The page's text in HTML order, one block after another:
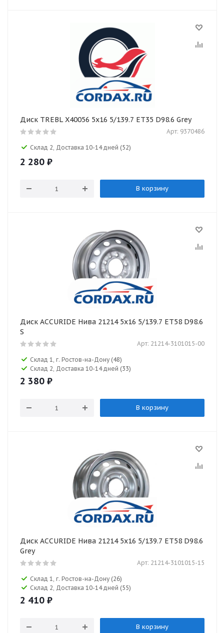
Диск TREBL X40056 5x16 5/139.7 ET35 D98.6 Grey
Арт: 9370486
Склад 2, Доставка 10-14 дней (52)
2 280 ₽
В корзину
Диск ACCURIDE Нива 21214 5x16 5/139.7 ET58 D98.6
S
Арт: 21214-3101015-00
Склад 1, г. Ростов-на-Дону (48)
Склад 2, Доставка 10-14 дней (33)
2 380 ₽
В корзину
Диск ACCURIDE Нива 21214 5x16 5/139.7 ET58 D98.6
Grey
Арт: 21214-3101015-15
Склад 1, г. Ростов-на-Дону (26)
Склад 2, Доставка 10-14 дней (55)
2 410 ₽
В корзину